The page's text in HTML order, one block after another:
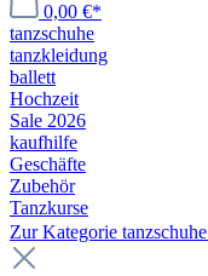
0,00 €*
tanzschuhe
tanzkleidung
ballett
Hochzeit
Sale 2026
kaufhilfe
Geschäfte
Zubehör
Tanzkurse
Zur Kategorie tanzschuhe